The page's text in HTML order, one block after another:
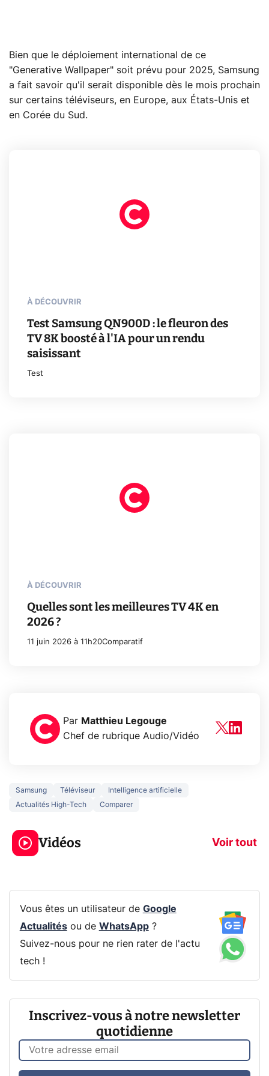
Bien que le déploiement international de ce
"Generative Wallpaper" soit prévu pour 2025, Samsung
a fait savoir qu'il serait disponible dès le mois prochain
sur certains téléviseurs, en Europe, aux États-Unis et
en Corée du Sud.
À DÉCOUVRIR
Test Samsung QN900D : le fleuron des
TV 8K boosté à l'IA pour un rendu
saisissant
Test
À DÉCOUVRIR
Quelles sont les meilleures TV 4K en
2026 ?
11 juin 2026 à 11h20Comparatif
Par Matthieu Legouge
Chef de rubrique Audio/Vidéo
Samsung Téléviseur
Intelligence artificielle
Actualités High-Tech
Comparer
Vidéos Voir tout
3 écrans en 1 pour
319€ ? Voici L'AOC
CQ32G4ZA !
prochaine
Vous êtes un utilisateur de Google
Actualitésou de WhatsApp?
Suivez-nous pour ne rien rater de l'actu
tech !
Inscrivez-vous à notre newsletter
quotidienne